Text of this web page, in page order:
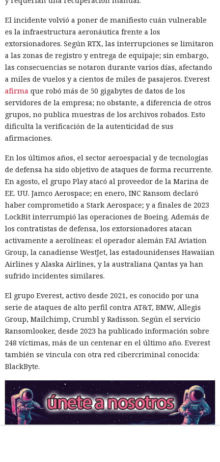
El incidente volvió a poner de manifiesto cuán vulnerable
es la infraestructura aeronáutica frente a los
extorsionadores. Según RTX, las interrupciones se limitaron
a las zonas de registro y entrega de equipaje; sin embargo,
las consecuencias se notaron durante varios días, afectando
a miles de vuelos y a cientos de miles de pasajeros. Everest
afirma que robó más de 50 gigabytes de datos de los
servidores de la empresa; no obstante, a diferencia de otros
grupos, no publica muestras de los archivos robados. Esto
dificulta la verificación de la autenticidad de sus
afirmaciones.
En los últimos años, el sector aeroespacial y de tecnologías
de defensa ha sido objetivo de ataques de forma recurrente.
En agosto, el grupo Play atacó al proveedor de la Marina de
EE. UU. Jamco Aerospace; en enero, INC Ransom declaró
haber comprometido a Stark Aerospace; y a finales de 2023
LockBit interrumpió las operaciones de Boeing. Además de
los contratistas de defensa, los extorsionadores atacan
activamente a aerolíneas: el operador alemán FAI Aviation
Group, la canadiense WestJet, las estadounidenses Hawaiian
Airlines y Alaska Airlines, y la australiana Qantas ya han
sufrido incidentes similares.
El grupo Everest, activo desde 2021, es conocido por una
serie de ataques de alto perfil contra AT&T, BMW, Allegis
Group, Mailchimp, Crumbl y Radisson. Según el servicio
Ransomlooker, desde 2023 ha publicado información sobre
248 víctimas, más de un centenar en el último año. Everest
también se vincula con otra red cibercriminal conocida:
BlackByte.